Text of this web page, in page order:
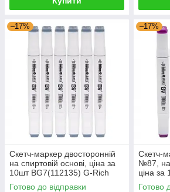
–17%
Скетч-маркер двосторонній
на спиртовій основі, ціна за
10шт BG7(112135) G-Rich
Готово до відправки
–17%
Скетч-
№87, на
ціна
Rich
Готово